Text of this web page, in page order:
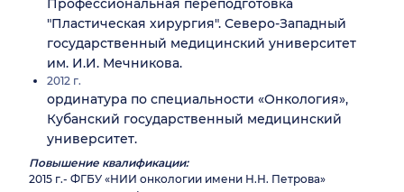
Профессиональная переподготовка
"Пластическая хирургия". Северо-Западный
государственный медицинский университет
им. И.И. Мечникова.
2012 г.
ординатура по специальности «Онкология»,
Кубанский государственный медицинский
университет.
Повышение квалификации:
2015 г.- ФГБУ «НИИ онкологии имени Н.Н. Петрова»